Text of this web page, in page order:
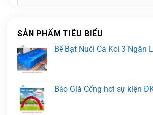
SẢN PHẨM TIÊU BIỂU
Bể Bạt Nuôi Cá Koi 3 Ngăn
Báo Giá Cổng hơi sự kiện